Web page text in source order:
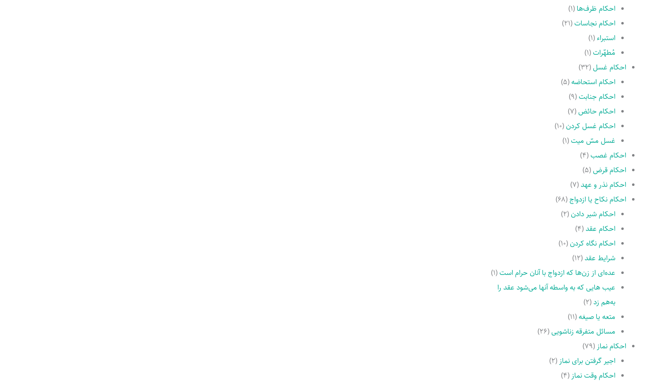
احکام ظرف‌ها(۱)
احکام نجاسات(۲۱)
استبراء(۱)
مُطهّرات(۱)
احکام غسل(۳۲)
احکام استحاضه(۵)
احکام جنابت(۹)
احکام حائض(۷)
احکام غسل کردن(۱۰)
غسل مسّ میت(۱)
احکام غصب(۴)
احکام قرض(۵)
احکام نذر و عهد(۷)
احکام نکاح یا ازدواج (۶۸)
احکام شیر دادن(۲)
احکام عقد(۴)
احکام نگاه کردن(۱۰)
شرایط عقد(۱۲)
عده‌اى از زن‌ها که ازدواج با آنان حرام است(۱)
عیب هایى که به واسطه آنها مى‌شود عقد را
به‌هم زد(۲)
متعه یا صیغه(۱۱)
مسائل متفرقه زناشویى(۲۶)
احکام نماز (۷۹)
اجیر گرفتن براى نماز (۲)
احکام وقت نماز (۴)